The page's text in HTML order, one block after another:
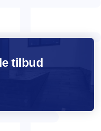
tilbud